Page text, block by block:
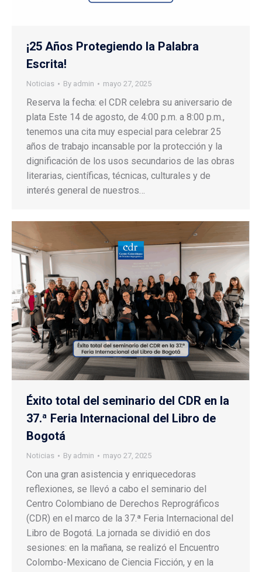
¡25 Años Protegiendo la Palabra
Escrita!
Noticias By admin mayo 27, 2025
Reserva la fecha: el CDR celebra su aniversario de
plata Este 14 de agosto, de 4:00 p.m. a 8:00 p.m.,
tenemos una cita muy especial para celebrar 25
años de trabajo incansable por la protección y la
dignificación de los usos secundarios de las obras
literarias, científicas, técnicas, culturales y de
interés general de nuestros…
Éxito total del seminario del CDR en la
37.ª Feria Internacional del Libro de
Bogotá
Noticias By admin mayo 27, 2025
Con una gran asistencia y enriquecedoras
reflexiones, se llevó a cabo el seminario del
Centro Colombiano de Derechos Reprográficos
(CDR) en el marco de la 37.ª Feria Internacional del
Libro de Bogotá. La jornada se dividió en dos
sesiones: en la mañana, se realizó el Encuentro
Colombo-Mexicano de Ciencia Ficción, y en la